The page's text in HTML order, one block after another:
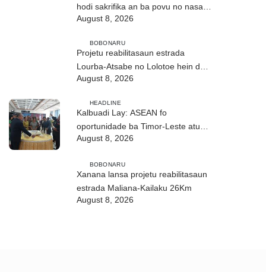
hodi sakrifika an ba povu no nasaun
ho fuan”
August 8, 2026
BOBONARU
Projetu reabilitasaun estrada
Lourba-Atsabe no Lolotoe hein de’it
vistu tribunál
August 8, 2026
HEADLINE
Kalbuadi Lay: ASEAN fo
oportunidade ba Timor-Leste atu
aselera transformasaun ekonómika
August 8, 2026
BOBONARU
Xanana lansa projetu reabilitasaun
estrada Maliana-Kailaku 26Km
August 8, 2026